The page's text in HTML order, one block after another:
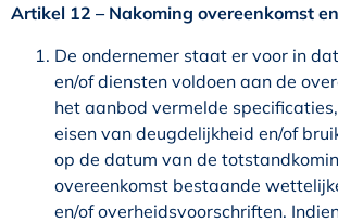
Artikel 12 – Nakoming overeenkomst
De ondernemer staat er voor in
en/of diensten voldoen aan de
het aanbod vermelde
eisen van deugdelijkheid en/of
op de datum van de
overeenkomst bestaande
en/of overheidsvoorschriften.